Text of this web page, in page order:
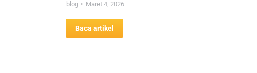
blog Maret 4, 2026
Baca artikel